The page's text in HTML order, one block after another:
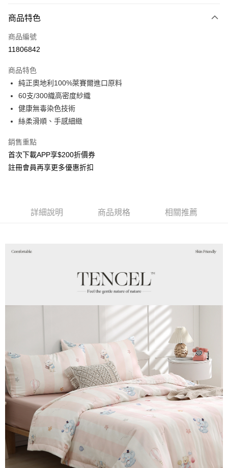
台灣樂天信用卡公司
Google Pay
全盈+PAY
大哥付你分期
【大哥付你分期使用說明】
1.本服務由台灣大哥大提供，台灣大哥大用戶可立即使用無須另外申請。
2.付款方式選擇「大哥付你分期」，訂單成立後會自動跳轉到大哥付的交易
成交易。
3.實際核准額度、可分期數及費用金額請依後續交易確認頁面所載為準。
消。如遇「轉專審核」未通過狀況，表示未達大哥付你分期系統評分，恕無
法說明評估內容。
【繳款方式說明】
1.分期款項不併入電信帳單，「大哥付你分期」於每月結算日後寄送繳費提
【注意事項】
2.基於同意付款使用「大哥付你分期」之契約關係目的，商店將以您的個人
3.完整用戶服務條款，請詳閱以下連結：
https://oppay.tw/userRule
AFTEE先享後付
相關說明
【關於「AFTEE先享後付」】
便利好安心！
２．便利：只要手機號碼，簡訊認證，即可結帳。
３．安心：先確認商品／服務後，再付款。
【「AFTEE先享後付」結帳流程】
３．收到繳費通知簡訊後14天內，點擊此簡訊中的連結，可透過四大超商／
ATM／網路銀行／等多元方式進行付款，方視為交易完成。
※ 交易是否成功請以「AFTEE先享後付 」之結帳頁面顯示為準，若有關於
https://netprotections.freshdesk.com/support/home
易，需依本服務之必要範圍內提供個人資料，並將交易相關給付款項請求債
２．關於個人資料處理事宜，請瀏覽以下網址：
３．未成年的使用者請事先徵得法定代理人或監護人之同意方可使用
「AFTEE先享後付」，若未經同意申辦者引起之損失，本公司不負相關責
４．使用「AFTEE先享後付」時，將依據個別帳號之用戶狀況，依本公司即
時審查核予不同之上限額度；若仍有額度不足之情形，本公司將視審查結果
請求用戶進行身份認證。
５．嚴禁一人註冊多個帳號或使用他人資訊註冊。若發現惡意使用之情形，
恩沛科技股份有限公司將有權停止該用戶之使用額度並採取法律行動。
ATM付款
運送方式
付款後全家取貨
每筆NT$65，滿NT$1,000(含以上)免運費
每筆NT$60，滿NT$1,000(含以上)免運費
宅配
每筆NT$100，滿NT$1,000(含以上)免運費
每筆NT$300
黑貓貨到付款
每筆NT$150
商品特色
商品編號
11806842
商品特色
純正奧地利100%萊賽爾進口原料
60支/300織高密度紗織
健康無毒染色技術
絲柔滑順、手感細緻
銷售重點
首次下載APP享$200折價券
註冊會員再享更多優惠折扣
詳細說明 商品規格 相關推薦